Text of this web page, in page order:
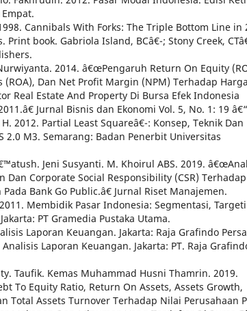
Cannibals With Forks: The Triple Bottom Line in
Print book. Gabriola Island, BCâ€¯; Stony Creek,
2014. â€œPengaruh Return On Equity
(ROA), Dan Net Profit Margin (NPM) Terhadap Harga
Real Estate And Property Di Bursa Efek Indonesia
Jurnal Bisnis dan Ekonomi Vol. 5, No. 1: 19
2012. Partial Least Squareâ€¯: Konsep, Teknik Dan
2.0 M3. Semarang: Badan Penerbit Universitas
Jeni Susyanti. M. Khoirul ABS. 2019.
Dan Corporate Social Responsibility (CSR) Terhadap
Bank Go Public.â€ Jurnal Riset Manajemen.
Membidik Pasar Indonesia: Segmentasi,
PT Gramedia Pustaka Utama.
Laporan Keuangan. Jakarta: Raja Grafindo
Analisis Laporan Keuangan. Jakarta: PT. Raja
Taufik. Kemas Muhammad Husni Thamrin. 2019.
To Equity Ratio, Return On Assets, Assets Growth,
Total Assets Turnover Terhadap Nilai Perusahaan